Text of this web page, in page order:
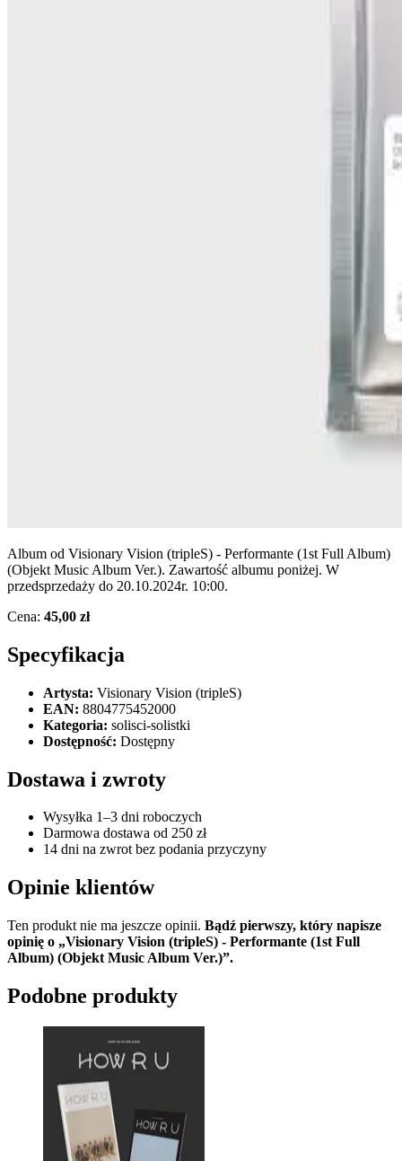
Album od Visionary Vision (tripleS) - Performante (1st Full Album)
(Objekt Music Album Ver.). Zawartość albumu poniżej. W
przedsprzedaży do 20.10.2024r. 10:00.
Cena: 45,00 zł
Specyfikacja
Artysta: Visionary Vision (tripleS)
EAN: 8804775452000
Kategoria: solisci-solistki
Dostępność: Dostępny
Dostawa i zwroty
Wysyłka 1–3 dni roboczych
Darmowa dostawa od 250 zł
14 dni na zwrot bez podania przyczyny
Opinie klientów
Ten produkt nie ma jeszcze opinii. Bądź pierwszy, który napisze
opinię o „Visionary Vision (tripleS) - Performante (1st Full
Album) (Objekt Music Album Ver.)”.
Podobne produkty